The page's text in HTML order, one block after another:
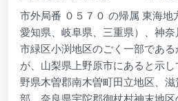
市外局番 ０５７０ の帰属 東海地
愛知県、岐阜県、三重県）、神
市緑区小渕地区のごく一部であ
が、山梨県上野原市にあると示
野県木曽郡南木曽町田立地区、
部、奈良県宇陀郡御杖村神末地